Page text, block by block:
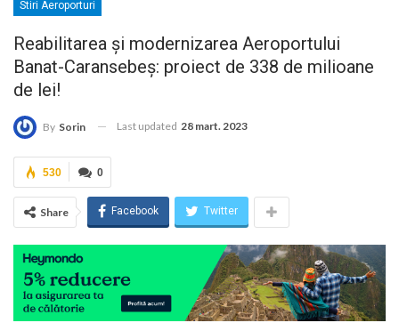
Stiri Aeroporturi
Reabilitarea și modernizarea Aeroportului
Banat-Caransebeș: proiect de 338 de milioane
de lei!
By Sorin Last updated 28 mart. 2023
0
530
Share Facebook Twitter